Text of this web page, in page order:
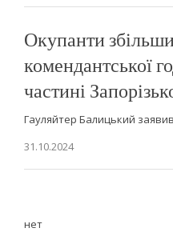
Окупанти
комендантської
частині
Гауляйтер Балицький
31.10.2024
нет